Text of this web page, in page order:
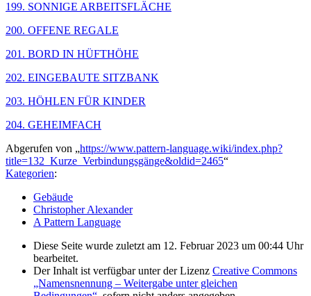
199. SONNIGE ARBEITSFLÄCHE
200. OFFENE REGALE
201. BORD IN HÜFTHÖHE
202. EINGEBAUTE SITZBANK
203. HÖHLEN FÜR KINDER
204. GEHEIMFACH
Abgerufen von „https://www.pattern-language.wiki/index.php?
title=132_Kurze_Verbindungsgänge&oldid=2465“
Kategorien:
Gebäude
Christopher Alexander
A Pattern Language
Diese Seite wurde zuletzt am 12. Februar 2023 um 00:44 Uhr
bearbeitet.
Der Inhalt ist verfügbar unter der Lizenz Creative Commons
„Namensnennung – Weitergabe unter gleichen